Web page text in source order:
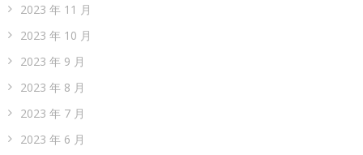
2023 年 11 月
2023 年 10 月
2023 年 9 月
2023 年 8 月
2023 年 7 月
2023 年 6 月